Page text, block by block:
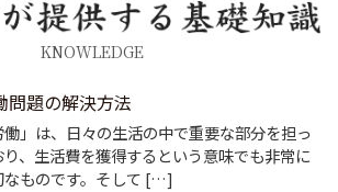
KNOWLEDGE
問題の解決方法
働」は、日々の生活の中で重要な部分を担っ
、生活費を獲得するという意味でも非常に
なものです。そして […]